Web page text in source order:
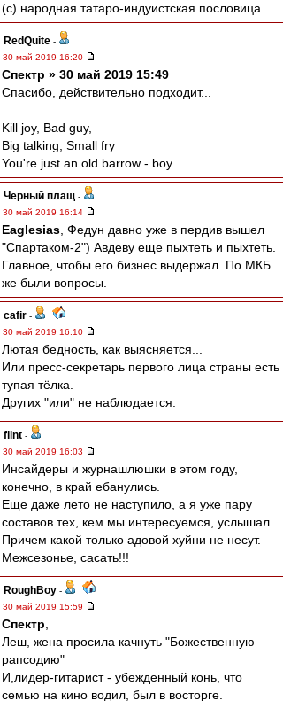
(с) народная татаро-индуистская пословица
RedQuite -
30 май 2019 16:20
Спектр » 30 май 2019 15:49
Спасибо, действительно подходит...
Kill joy, Bad guy,
Big talking, Small fry
You're just an old barrow - boy...
Черный плащ -
30 май 2019 16:14
Eaglesias , Федун давно уже в пердив вышел
"Спартаком-2") Авдеву еще пыхтеть и пыхтеть.
Главное, чтобы его бизнес выдержал. По МКБ
же были вопросы.
cafir -
30 май 2019 16:10
Лютая бедность, как выясняется...
Или пресс-секретарь первого лица страны есть
тупая тёлка.
Других "или" не наблюдается.
flint -
30 май 2019 16:03
Инсайдеры и журнашлюшки в этом году,
конечно, в край ебанулись.
Еще даже лето не наступило, а я уже пару
составов тех, кем мы интересуемся, услышал.
Причем какой только адовой хуйни не несут.
Межсезонье, сасать!!!
RoughBoy -
30 май 2019 15:59
Спектр
Леш, жена просила качнуть "Божественную
рапсодию"
И,лидер-гитарист - убежденный конь, что
семью на кино водил, был в восторге.